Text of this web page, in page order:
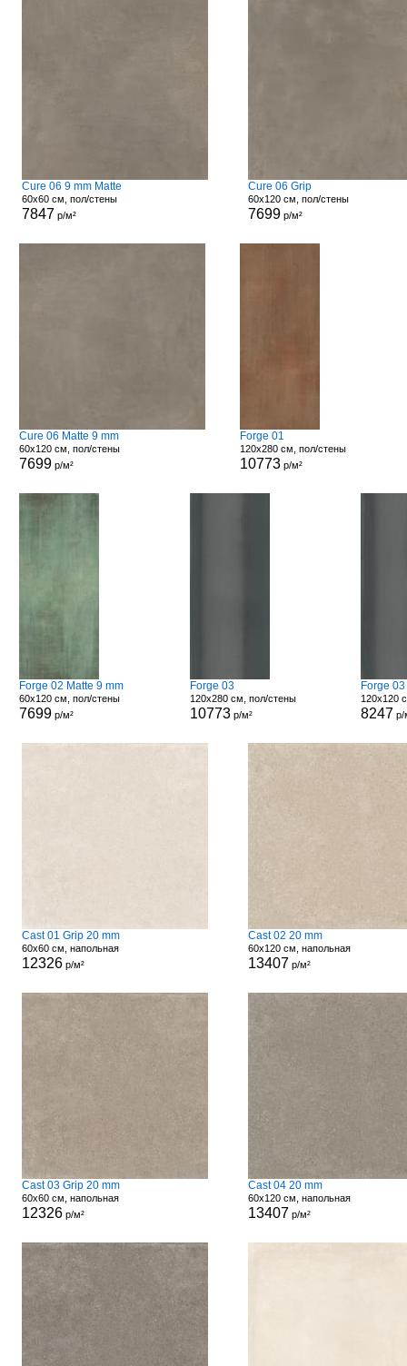
Cure 06 9 mm Matte
60x60 см, пол/стены
7847 р/м²
Cure 06 Grip
60x120 см, пол/стены
7699р/м²
Cure 06 Matte 9 mm
60x120 см, пол/стены
7699р/м²
Forge 01
120x280 см, пол/стены
10773 р/м²
Forge 02 Matte 9 mm
60x120 см, пол/стены
7699р/м²
Forge 03
120x280 см, пол/стены
10773 р/м²
Forge
120x120
8247 р/
Cast 01 Grip 20 mm
60x60 см, напольная
12326р/м²
Cast 02 20 mm
60x120 см, напольная
13407 р/м²
Cast 03 Grip 20 mm
60x60 см, напольная
12326р/м²
Cast 04 20 mm
60x120 см, напольная
13407 р/м²